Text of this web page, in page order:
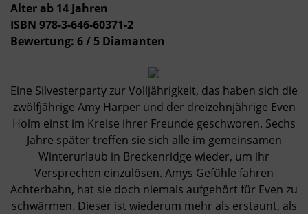
Alter ab 14 Jahren
ISBN 978-3-646-60371-2
Bewertung: 6 / 5 Diamanten
Eine Silvesterparty zur Volljährigkeit, das haben sich die
zwölfjährige Amy Harper und der dreizehnjährige Even
Holm einst im Kreise ihrer Freunde geschworen. Sechs
Jahre später treffen sie sich alle im gemeinsamen
Winterurlaub in Breckenridge wieder, um ihr
Versprechen einzulösen. Amys Gefühle fahren
Achterbahn, hat sie doch niemals aufgehört für Even zu
schwärmen. Dieser ist wiederum mehr als erstaunt, als